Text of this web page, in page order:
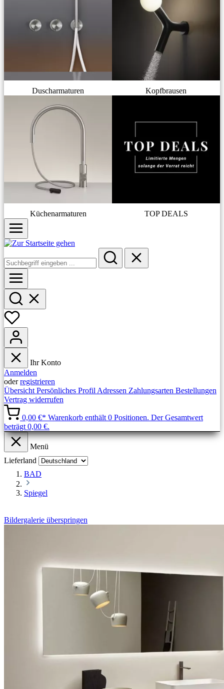
Duscharmaturen Kopfbrausen
Küchenarmaturen TOP DEALS
Ihr Konto
Anmelden
oderregistrieren
Übersicht Persönliches Profil Adressen Zahlungsarten Bestellungen
Vertrag widerrufen
0,00 €* Warenkorb enthält 0 Positionen. Der Gesamtwert
beträgt 0,00 €.
Menü
Lieferland
BAD
Spiegel
Bildergalerie überspringen